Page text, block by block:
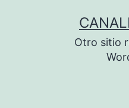
Otro sitio